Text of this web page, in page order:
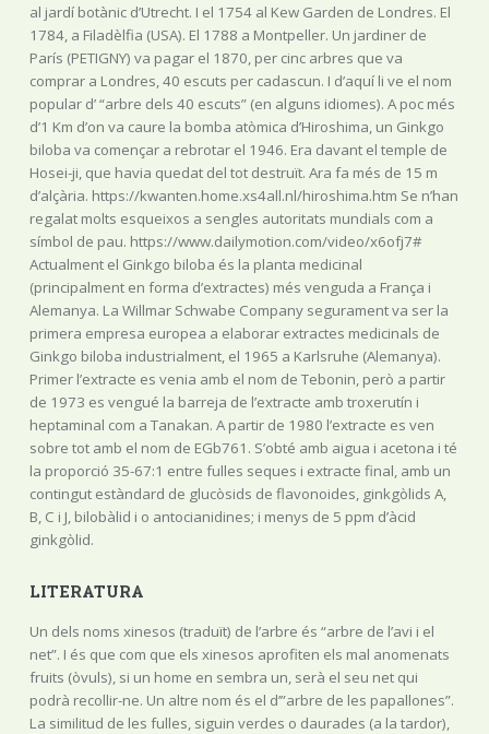
al jardí botànic d’Utrecht. I el 1754 al Kew Garden de Londres. El
1784, a Filadèlfia (USA). El 1788 a Montpeller. Un jardiner de
París (PETIGNY) va pagar el 1870, per cinc arbres que va
comprar a Londres, 40 escuts per cadascun. I d’aquí li ve el nom
popular d’ “arbre dels 40 escuts” (en alguns idiomes). A poc més
d’1 Km d’on va caure la bomba atòmica d’Hiroshima, un Ginkgo
biloba va començar a rebrotar el 1946. Era davant el temple de
Hosei-ji, que havia quedat del tot destruït. Ara fa més de 15 m
d’alçària. https://kwanten.home.xs4all.nl/hiroshima.htm Se n’han
regalat molts esqueixos a sengles autoritats mundials com a
símbol de pau. https://www.dailymotion.com/video/x6ofj7#
Actualment el Ginkgo biloba és la planta medicinal
(principalment en forma d’extractes) més venguda a França i
Alemanya. La Willmar Schwabe Company segurament va ser la
primera empresa europea a elaborar extractes medicinals de
Ginkgo biloba industrialment, el 1965 a Karlsruhe (Alemanya).
Primer l’extracte es venia amb el nom de Tebonin, però a partir
de 1973 es vengué la barreja de l’extracte amb troxerutín i
heptaminal com a Tanakan. A partir de 1980 l’extracte es ven
sobre tot amb el nom de EGb761. S’obté amb aigua i acetona i té
la proporció 35-67:1 entre fulles seques i extracte final, amb un
contingut estàndard de glucòsids de flavonoides, ginkgòlids A,
B, C i J, bilobàlid i o antocianidines; i menys de 5 ppm d’àcid
ginkgòlid.
LITERATURA
Un dels noms xinesos (traduït) de l’arbre és “arbre de l’avi i el
net”. I és que com que els xinesos aprofiten els mal anomenats
fruits (òvuls), si un home en sembra un, serà el seu net qui
podrà recollir-ne. Un altre nom és el d’”arbre de les papallones”.
La similitud de les fulles, siguin verdes o daurades (a la tardor),